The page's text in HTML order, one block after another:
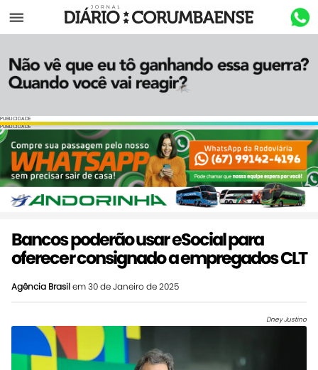
Menu
PUBLICIDADE
PUBLICIDADE
Bancos poderão usar eSocial para
oferecer consignado a empregados CLT
Agência Brasilem 30 de Janeiro de 2025
Dney Justino